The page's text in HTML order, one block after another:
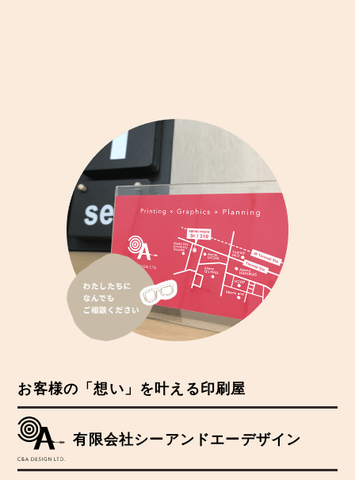
お客様の「想い」を叶える印刷屋
有限会社シーアンドエーデザイン